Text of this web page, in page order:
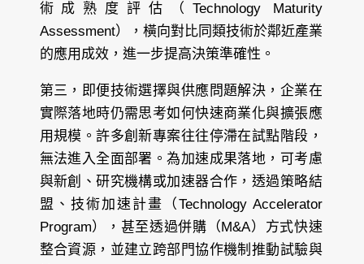
術成熟度評估（Technology Maturity
Assessment），橫向對比同類技術於鄰近產業
的應用成效，進一步提高決策準確性。
第三，即便技術選擇與供應問題解決，企業在
實際落地時仍需思考如何快速商業化與擴張應
用規模。許多創新專案往往停滯在試點階段，
無法進入全面部署。為加速成果落地，可考慮
與新創、研究機構或加速器合作，透過策略結
盟、技術加速計畫（Technology Accelerator
Program），甚至透過併購（M&A）方式快速
整合資源，並建立跨部門協作機制推動試驗與